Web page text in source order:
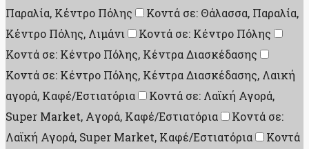
Παραλία, Κέντρο Πόλης
Κοντά σε: Θάλασσα, Παραλία,
Κέντρο Πόλης, Λιμάνι
Κοντά σε: Κέντρο Πόλης
Κοντά σε: Κέντρο Πόλης, Κέντρα Διασκέδασης
Κοντά σε: Κέντρο Πόλης, Κέντρα Διασκέδασης, Λαική
αγορά, Καφέ/Εστιατόρια
Κοντά σε: Λαϊκή Αγορά,
Super Market, Aγορά, Καφέ/Εστιατόρια
Κοντά σε:
Λαϊκή Αγορά, Super Market, Καφέ/Εστιατόρια
Κοντά